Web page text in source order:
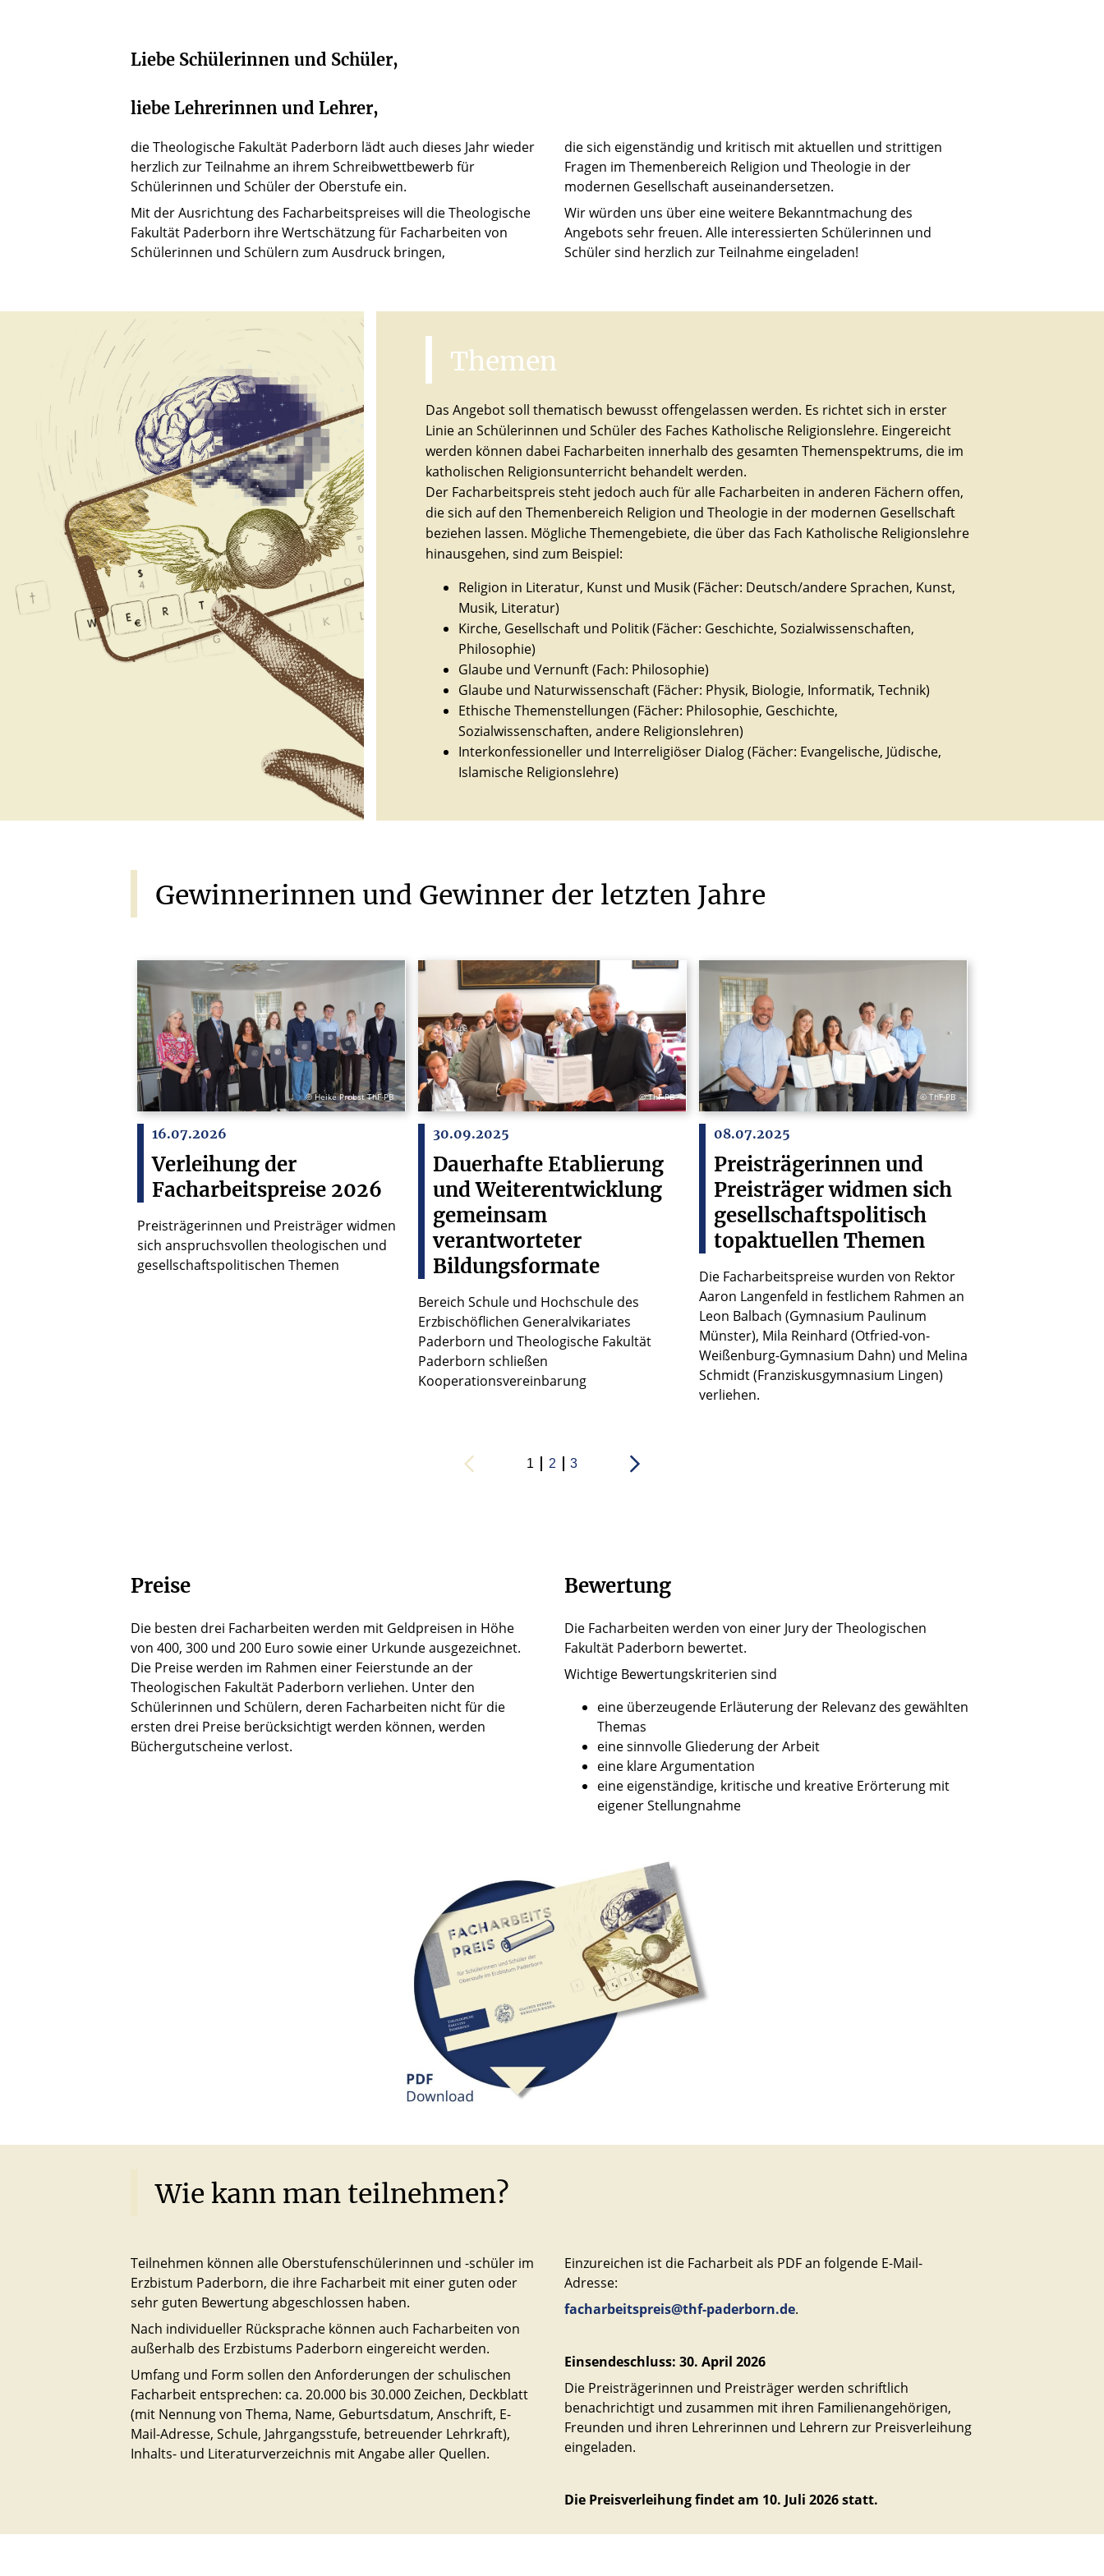
Liebe Schülerinnen und Schüler,
liebe Lehrerinnen und Lehrer,
die Theologische Fakultät Paderborn lädt auch dieses Jahr wieder
herzlich zur Teilnahme an ihrem Schreibwettbewerb für
Schülerinnen und Schüler der Oberstufe ein.
Mit der Ausrichtung des Facharbeitspreises will die Theologische
Fakultät Paderborn ihre Wertschätzung für Facharbeiten von
Schülerinnen und Schülern zum Ausdruck bringen,
die sich eigenständig und kritisch mit aktuellen und strittigen
Fragen im Themenbereich Religion und Theologie in der
modernen Gesellschaft auseinandersetzen.
Wir würden uns über eine weitere Bekanntmachung des
Angebots sehr freuen. Alle interessierten Schülerinnen und
Schüler sind herzlich zur Teilnahme eingeladen!
Themen
Das Angebot soll thematisch bewusst offengelassen werden. Es richtet sich in erster
Linie an Schülerinnen und Schüler des Faches Katholische Religionslehre. Eingereicht
werden können dabei Facharbeiten innerhalb des gesamten Themenspektrums, die im
katholischen Religionsunterricht behandelt werden.
Der Facharbeitspreis steht jedoch auch für alle Facharbeiten in anderen Fächern offen,
die sich auf den Themenbereich Religion und Theologie in der modernen Gesellschaft
beziehen lassen. Mögliche Themengebiete, die über das Fach Katholische Religionslehre
hinausgehen, sind zum Beispiel:
Religion in Literatur, Kunst und Musik (Fächer: Deutsch/andere Sprachen, Kunst,
Musik, Literatur)
Kirche, Gesellschaft und Politik (Fächer: Geschichte, Sozialwissenschaften,
Philosophie)
Glaube und Vernunft (Fach: Philosophie)
Glaube und Naturwissenschaft (Fächer: Physik, Biologie, Informatik, Technik)
Ethische Themenstellungen (Fächer: Philosophie, Geschichte,
Sozialwissenschaften, andere Religionslehren)
Interkonfessioneller und Interreligiöser Dialog (Fächer: Evangelische, Jüdische,
Islamische Religionslehre)
Gewinnerinnen und Gewinner der letzten Jahre
© Heike Probst ThF-PB
16.07.2026
Verleihung der
Facharbeitspreise 2026
Preisträgerinnen und Preisträger widmen
sich anspruchsvollen theologischen und
gesellschaftspolitischen Themen
© ThF-PB
30.09.2025
Dauerhafte Etablierung
und Weiterentwicklung
gemeinsam
verantworteter
Bildungsformate
Bereich Schule und Hochschule des
Erzbischöflichen Generalvikariates
Paderborn und Theologische Fakultät
Paderborn schließen
Kooperationsvereinbarung
© ThF-PB
08.07.2025
Preisträgerinnen und
Preisträger widmen sich
gesellschaftspolitisch
topaktuellen Themen
Die Facharbeitspreise wurden von Rektor
Aaron Langenfeld in festlichem Rahmen an
Leon Balbach (Gymnasium Paulinum
Münster), Mila Reinhard (Otfried-von-
Weißenburg-Gymnasium Dahn) und Melina
Schmidt (Franziskusgymnasium Lingen)
verliehen.
1 2 3
Preise
Die besten drei Facharbeiten werden mit Geldpreisen in Höhe
von 400, 300 und 200 Euro sowie einer Urkunde ausgezeichnet.
Die Preise werden im Rahmen einer Feierstunde an der
Theologischen Fakultät Paderborn verliehen. Unter den
Schülerinnen und Schülern, deren Facharbeiten nicht für die
ersten drei Preise berücksichtigt werden können, werden
Büchergutscheine verlost.
Bewertung
Die Facharbeiten werden von einer Jury der Theologischen
Fakultät Paderborn bewertet.
Wichtige Bewertungskriterien sind
eine überzeugende Erläuterung der Relevanz des gewählten
Themas
eine sinnvolle Gliederung der Arbeit
eine klare Argumentation
eine eigenständige, kritische und kreative Erörterung mit
eigener Stellungnahme
Wie kann man teilnehmen?
Teilnehmen können alle Oberstufenschülerinnen und -schüler im
Erzbistum Paderborn, die ihre Facharbeit mit einer guten oder
sehr guten Bewertung abgeschlossen haben.
Nach individueller Rücksprache können auch Facharbeiten von
außerhalb des Erzbistums Paderborn eingereicht werden.
Umfang und Form sollen den Anforderungen der schulischen
Facharbeit entsprechen: ca. 20.000 bis 30.000 Zeichen, Deckblatt
(mit Nennung von Thema, Name, Geburtsdatum, Anschrift, E-
Mail-Adresse, Schule, Jahrgangsstufe, betreuender Lehrkraft),
Inhalts- und Literaturverzeichnis mit Angabe aller Quellen.
Einzureichen ist die Facharbeit als PDF an folgende E-Mail-
Adresse:
facharbeitspreis@thf-paderborn.de.
Einsendeschluss: 30. April 2026
Die Preisträgerinnen und Preisträger werden schriftlich
benachrichtigt und zusammen mit ihren Familienangehörigen,
Freunden und ihren Lehrerinnen und Lehrern zur Preisverleihung
eingeladen.
Die Preisverleihung findet am 10. Juli 2026 statt.